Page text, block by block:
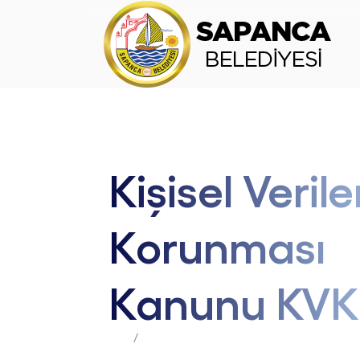
Kişisel
Korunması
Kanunu